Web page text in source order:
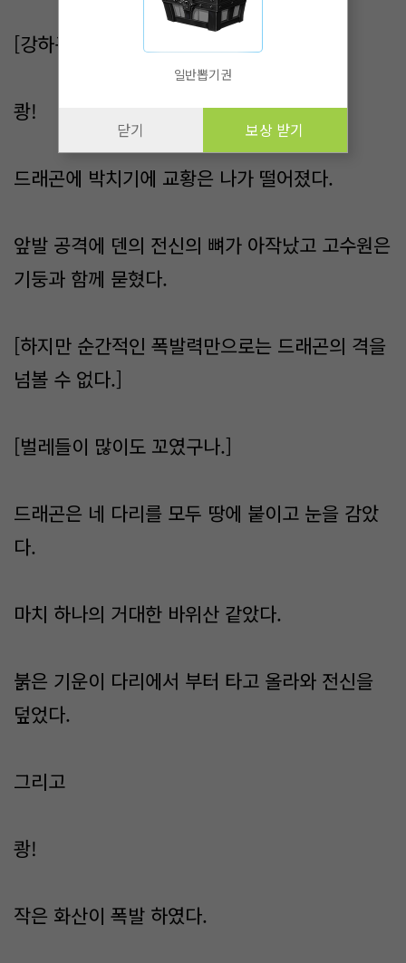
[강하구나.]
쾅!
드래곤에 박치기에 교황은 나가 떨어졌다.
앞발 공격에 덴의 전신의 뼈가 아작났고 고수원은
기둥과 함께 묻혔다.
[하지만 순간적인 폭발력만으로는 드래곤의 격을
넘볼 수 없다.]
[벌레들이 많이도 꼬였구나.]
드래곤은 네 다리를 모두 땅에 붙이고 눈을 감았
다.
마치 하나의 거대한 바위산 같았다.
붉은 기운이 다리에서 부터 타고 올라와 전신을
덮었다.
그리고
쾅!
작은 화산이 폭발 하였다.
일반뽑기권
닫기 보상 받기